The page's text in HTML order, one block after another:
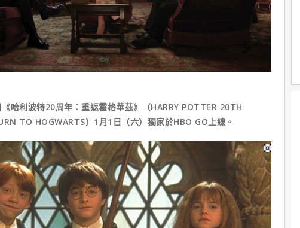
哈利波特20周年：重返霍格華茲》（HARRY POTTER 20TH
TO HOGWARTS）1月1日（六）獨家於HBO GO上線。